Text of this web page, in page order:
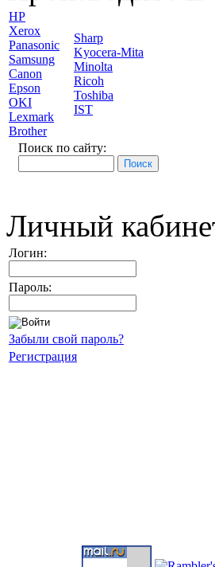
HP
Xerox
Panasonic
Samsung
Canon
Epson
OKI
Lexmark
Brother
Sharp
Kyocera-Mita
Minolta
Ricoh
Toshiba
IST
Поиск по сайту:
Личный
Логин:
Пароль:
Забыли свой пароль?
Регистрация